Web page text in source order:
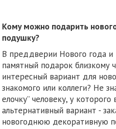
Кому можно подарить
подушку?
В преддверии Нового года
памятный подарок близкому
интересный вариант для
знакомого или коллеги? Не
елочку” человеку, у
альтернативный вариант -
новогоднюю декоративную